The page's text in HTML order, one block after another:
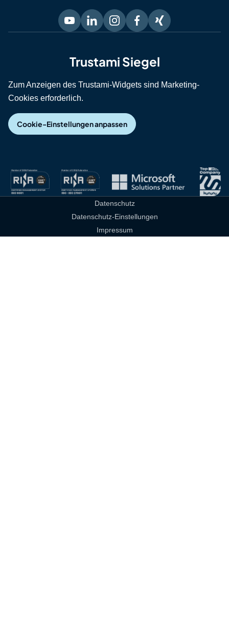
Trustami Siegel
Zum Anzeigen des Trustami-Widgets sind Marketing-
Cookies erforderlich.
Cookie-Einstellungen anpassen
Datenschutz
Datenschutz-Einstellungen
Impressum